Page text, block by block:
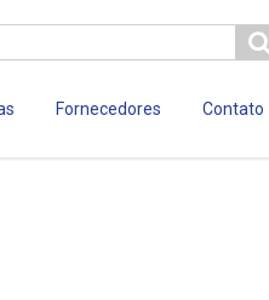
Fornecedores Contato